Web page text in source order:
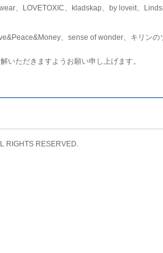
、LOVETOXIC、kladskap、by loveit、
、sense of wonder、キリンの
いただきますようお願い申し上げます。